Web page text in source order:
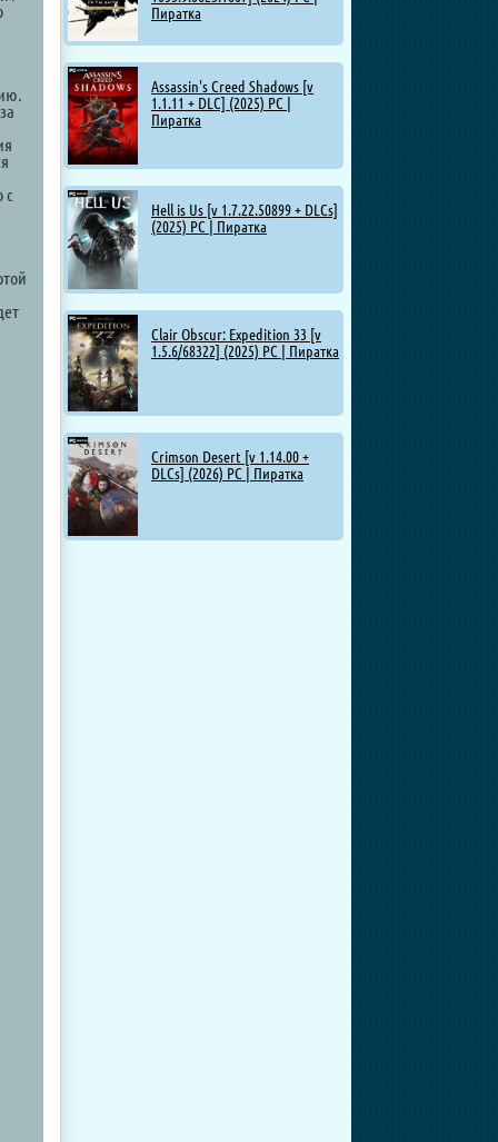
Пиратка
Assassin's Creed Shadows [v
1.1.11 + DLC] (2025) PC |
Пиратка
Hell is Us [v 1.7.22.50899 + DLCs]
(2025) PC | Пиратка
Clair Obscur: Expedition 33 [v
1.5.6/68322] (2025) PC | Пиратка
Crimson Desert [v 1.14.00 +
DLCs] (2026) PC | Пиратка
с